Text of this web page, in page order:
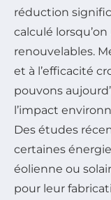
réduction
calculé
renouvelables.
et à l’efficacité
pouvons
l’impact
Des études
certaines
éolienne ou
pour leur